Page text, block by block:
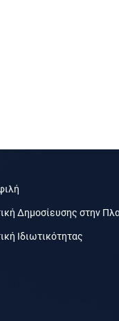
Δημοσίευσης στην
Ιδιωτικότητας